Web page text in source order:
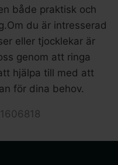
både praktisk och
du är intresserad
eller tjocklekar är
genom att ringa
hjälpa till med att
för dina behov.